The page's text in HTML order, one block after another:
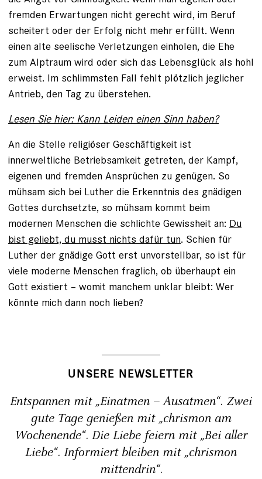
fremden Erwartungen nicht gerecht wird, im Beruf
scheitert oder der Erfolg nicht mehr erfüllt. Wenn
einen alte seelische Verletzungen einholen, die Ehe
zum Alptraum wird oder sich das Lebensglück als hohl
erweist. Im schlimms­ten Fall fehlt plötzlich jeglicher
Antrieb, den Tag zu überstehen.
Lesen Sie hier: Kann Leiden einen Sinn haben?
An die Stelle religiöser Geschäftigkeit ist
innerweltliche Betriebsamkeit getreten, der Kampf,
eigenen und fremden Ansprüchen zu genügen. So
mühsam sich bei Luther die Erkenntnis des gnädigen
Gottes durchsetzte, so mühsam kommt beim
modernen Menschen die schlichte Gewissheit an: Du
bist geliebt, du musst nichts dafür tun. Schien für
Luther der gnädige Gott erst unvorstellbar, so ist für
viele moderne Menschen fraglich, ob überhaupt ein
Gott existiert – womit manchem unklar bleibt: Wer
könnte mich dann noch lieben?
UNSERE NEWSLETTER
Entspannen mit „Einatmen – Ausatmen“. Zwei
gute Tage genießen mit „chrismon am
Wochenende“. Die Liebe feiern mit „Bei aller
Liebe“. Informiert bleiben mit „chrismon
mittendrin“.